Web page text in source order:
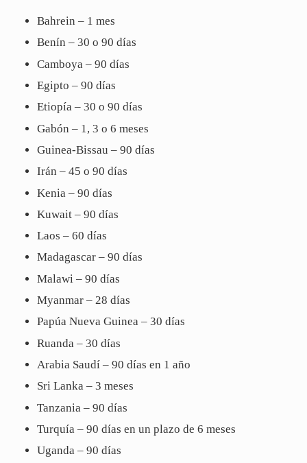
Bahrein – 1 mes
Benín – 30 o 90 días
Camboya – 90 días
Egipto – 90 días
Etiopía – 30 o 90 días
Gabón – 1, 3 o 6 meses
Guinea-Bissau – 90 días
Irán – 45 o 90 días
Kenia – 90 días
Kuwait – 90 días
Laos – 60 días
Madagascar – 90 días
Malawi – 90 días
Myanmar – 28 días
Papúa Nueva Guinea – 30 días
Ruanda – 30 días
Arabia Saudí – 90 días en 1 año
Sri Lanka – 3 meses
Tanzania – 90 días
Turquía – 90 días en un plazo de 6 meses
Uganda – 90 días